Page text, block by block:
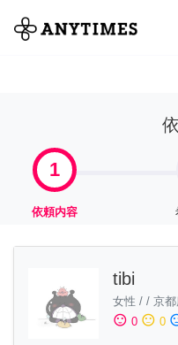
全て
1
依頼内容
tibi
女性 / / 京
sentiment_satisfied 0 sentiment_neutral 0